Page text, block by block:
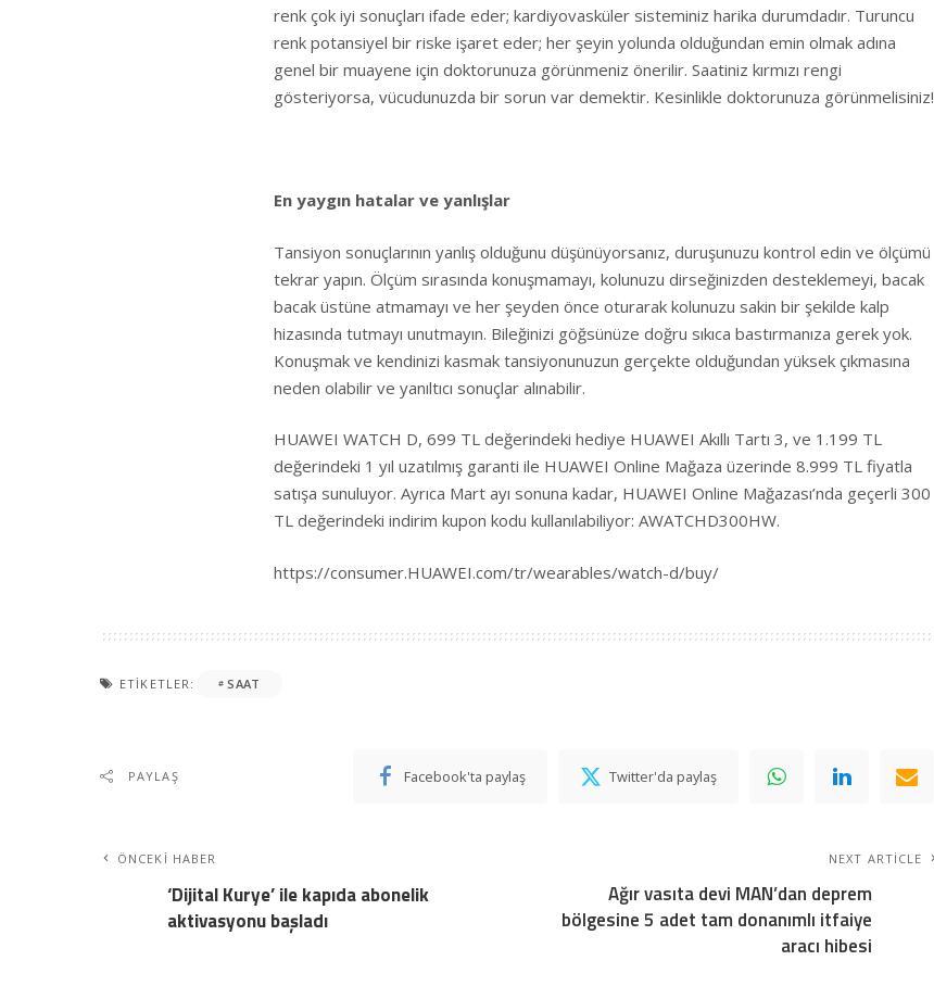
renk çok iyi sonuçları ifade eder; kardiyovasküler sisteminiz harika durumdadır. Turuncu
renk potansiyel bir riske işaret eder; her şeyin yolunda olduğundan emin olmak adına
genel bir muayene için doktorunuza görünmeniz önerilir. Saatiniz kırmızı rengi
gösteriyorsa, vücudunuzda bir sorun var demektir. Kesinlikle doktorunuza görünmelisiniz!
En yaygın hatalar ve yanlışlar
Tansiyon sonuçlarının yanlış olduğunu düşünüyorsanız, duruşunuzu kontrol edin ve ölçümü
tekrar yapın. Ölçüm sırasında konuşmamayı, kolunuzu dirseğinizden desteklemeyi, bacak
bacak üstüne atmamayı ve her şeyden önce oturarak kolunuzu sakin bir şekilde kalp
hizasında tutmayı unutmayın. Bileğinizi göğsünüze doğru sıkıca bastırmanıza gerek yok.
Konuşmak ve kendinizi kasmak tansiyonunuzun gerçekte olduğundan yüksek çıkmasına
neden olabilir ve yanıltıcı sonuçlar alınabilir.
HUAWEI WATCH D, 699 TL değerindeki hediye HUAWEI Akıllı Tartı 3, ve 1.199 TL
değerindeki 1 yıl uzatılmış garanti ile HUAWEI Online Mağaza üzerinde 8.999 TL fiyatla
satışa sunuluyor. Ayrıca Mart ayı sonuna kadar, HUAWEI Online Mağazası’nda geçerli 300
TL değerindeki indirim kupon kodu kullanılabiliyor: AWATCHD300HW.
https://consumer.HUAWEI.com/tr/wearables/watch-d/buy/
ETIKETLER: SAAT
PAYLAŞ Facebook'ta paylaş Twitter'da paylaş
ÖNCEKI HABER
‘Dijital Kurye’ ile kapıda abonelik
aktivasyonu başladı
NEXT ARTICLE
Ağır vasıta devi MAN’dan deprem
bölgesine 5 adet tam donanımlı itfaiye
aracı hibesi